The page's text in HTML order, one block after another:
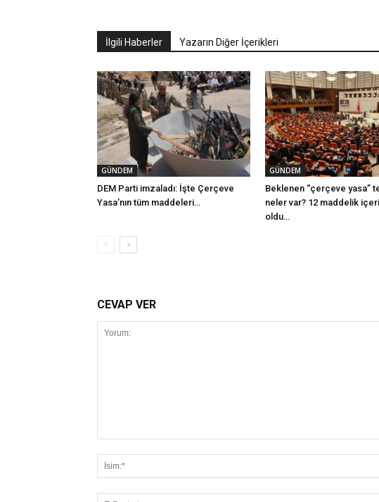
İlgili Haberler Yazarın Diğer İçerikleri
GÜNDEM
DEM Parti imzaladı: İşte Çerçeve
Yasa’nın tüm maddeleri…
GÜNDEM
Beklenen “çerçeve yasa”
neler var? 12 maddelik
oldu…
CEVAP VER